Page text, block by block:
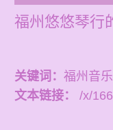
福州悠悠琴行
关键词： 福州音
文本链接：
/x/